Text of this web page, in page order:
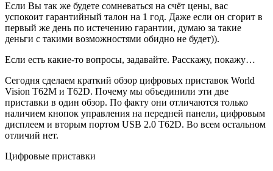
Если Вы так же будете сомневаться на счёт цены, вас
успокоит гарантийный талон на 1 год. Даже если он сгорит в
первый же день по истечению гарантии, думаю за такие
деньги с такими возможностями обидно не будет)).
Если есть какие-то вопросы, задавайте. Расскажу, покажу…
Сегодня сделаем краткий обзор цифровых приставок World
Vision T62M и T62D. Почему мы объединили эти две
приставки в один обзор. По факту они отличаются только
наличием кнопок управления на передней панели, цифровым
дисплеем и вторым портом USB 2.0 Т62D. Во всем остальном
отличий нет.
Цифровые приставки